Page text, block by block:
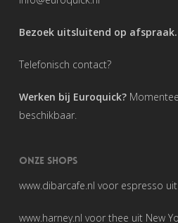
Bezoek uitsluitend op afspraak.
Telefonisch contact?
Werken bij Euroquick?
beschikbaar.
ONZE SHOPS
www.dibarcafe.nl voor espresso
www.harney.nl voor thee uit New